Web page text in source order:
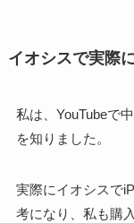
イオシスで実際
私は、YouTubeで
を知りました。
実際にイオシスで
考になり、私も購